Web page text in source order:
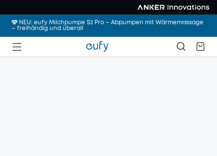
🩷 NEU: eufy Milchpumpe S2 Pro – Abpumpen mit Wärmemassage
– freihändig und überall